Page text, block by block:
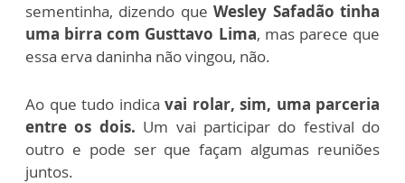
sementinha, dizendo queWesley Safadão tinha
uma birra com Gusttavo Lima, mas parece que
essa erva daninha não vingou, não.
Ao que tudo indica vai rolar, sim, uma parceria
entre os dois. Um vai participar do festival do
outro e pode ser que façam algumas reuniões
juntos.